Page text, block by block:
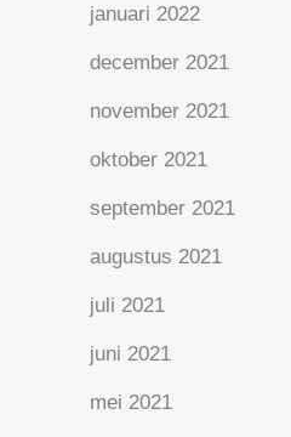
januari 2022
december 2021
november 2021
oktober 2021
september 2021
augustus 2021
juli 2021
juni 2021
mei 2021